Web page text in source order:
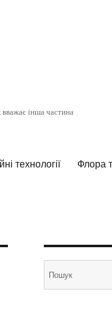
вважає інша частина
технології Флора